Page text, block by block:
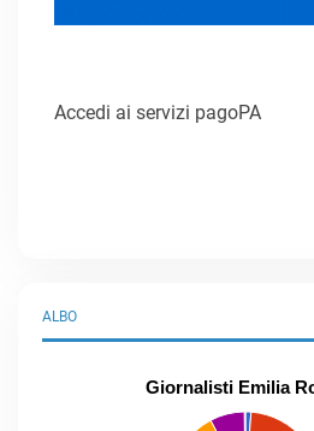
Accedi ai servizi pagoPA
ALBO
Giornalisti Emilia